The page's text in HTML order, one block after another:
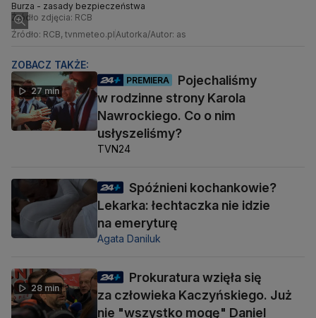
Burza - zasady bezpieczeństwa
Źródło zdjęcia: RCB
Źródło: RCB, tvnmeteo.plAutorka/Autor: as
ZOBACZ TAKŻE:
27 min
PREMIERA
Pojechaliśmy
w rodzinne strony Karola
Nawrockiego. Co o nim
usłyszeliśmy?
TVN24
Spóźnieni kochankowie?
Lekarka: łechtaczka nie idzie
na emeryturę
Agata Daniluk
28 min
Prokuratura wzięła się
za człowieka Kaczyńskiego. Już
nie "wszystko mogę" Daniel